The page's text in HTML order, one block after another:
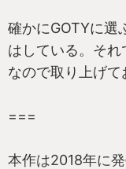
作ることができ
ゆるものを組み合
にプレイしたのだ
リア超特急」を初
確かにGOTYに選
はしている。そ
なので取り上げて
===
本作は2018年に